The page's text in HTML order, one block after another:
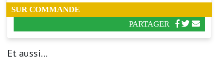
SUR COMMANDE
PARTAGER
Et aussi...